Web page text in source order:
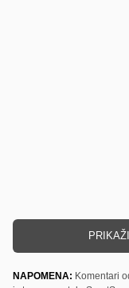
NAPOMENA: Komentari